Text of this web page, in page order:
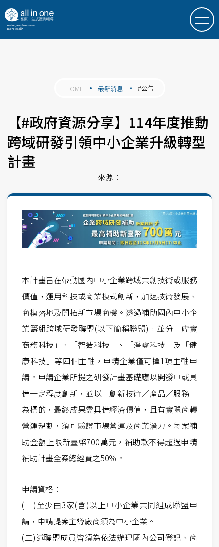
HOME 最新消息 #公告
【#政府資源分享】114年度推動
跨域研發引領中小企業升級轉型
計畫
來源：
本計畫旨在帶動國內中小企業跨域共創技術或服務
價值，運用科技或商業模式創新，加速技術發展、
商模落地及開拓新市場商機。透過補助國內中小企
業籌組跨域研發聯盟(以下簡稱聯盟)，並分「虛實
商務科技」、「智造科技」、「淨零科技」及「健
康科技」等四個主軸，申請企業僅可擇1項主軸申
請。申請企業所提之研發計畫基礎應以開發中或具
備一定程度創新，並以「創新技術／產品／服務」
為標的，最終成果需具備經濟價值，且有實際商轉
營運規劃，須可驗證市場營運及商業潛力。每案補
助金額上限新臺幣700萬元，補助款不得超過申請
補助計畫全案總經費之50％。
申請資格：
(一)至少由3家(含)以上中小企業共同組成聯盟申
請，申請提案主導廠商須為中小企業。
(二)述聯盟成員皆須為依法辦理國內公司登記、商